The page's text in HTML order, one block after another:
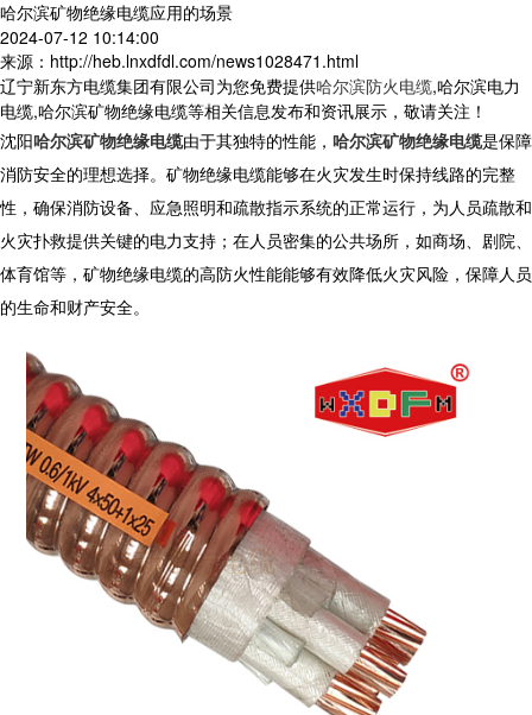
哈尔滨矿物绝缘电缆应用的场景
2024-07-12 10:14:00
来源：http://heb.lnxdfdl.com/news1028471.html
辽宁新东方电缆集团有限公司为您免费提供哈尔滨防火电缆,哈尔滨电力
电缆,哈尔滨矿物绝缘电缆等相关信息发布和资讯展示，敬请关注！
沈阳哈尔滨矿物绝缘电缆由于其独特的性能， 哈尔滨矿物绝缘电缆是保障
消防安全的理想选择。矿物绝缘电缆能够在火灾发生时保持线路的完整
性，确保消防设备、应急照明和疏散指示系统的正常运行，为人员疏散和
火灾扑救提供关键的电力支持；在人员密集的公共场所，如商场、剧院、
体育馆等，矿物绝缘电缆的高防火性能能够有效降低火灾风险，保障人员
的生命和财产安全。